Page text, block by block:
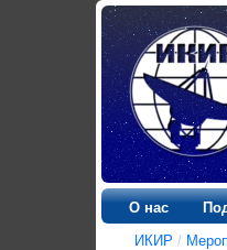
О нас
ИКИР /